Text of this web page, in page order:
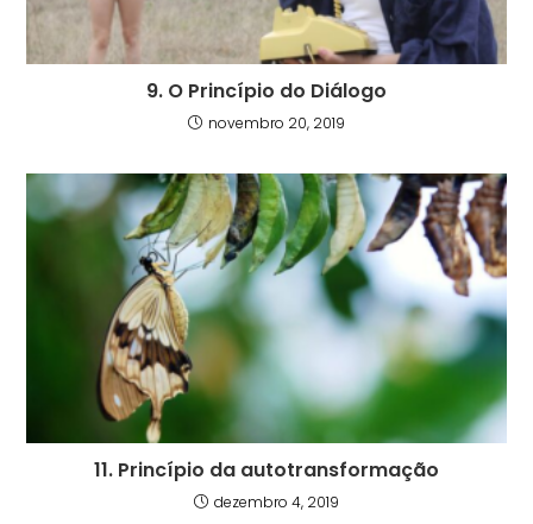
9. O Princípio do Diálogo
novembro 20, 2019
11. Princípio da autotransformação
dezembro 4, 2019